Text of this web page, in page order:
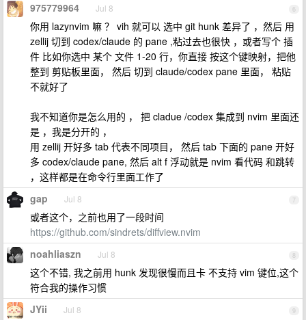
6
975779964 Jul 8
你用 lazynvim 嘛 ？ vih 就可以 选中 git hunk 差异了 ，然后 用
zellij 切到 codex/claude 的 pane ,粘过去也很快 ，或者写个 插
件 比如你选中 某个 文件 1-20 行，你直接 按这个键映射，把他
整到 剪贴板里面， 然后 切到 claude/codex pane 里面， 粘贴
不就好了
我不知道你是怎么用的 ， 把 cladue /codex 集成到 nvim 里面还
是 ，我是分开的 ，
用 zellij 开好多 tab 代表不同项目， 然后 tab 下面的 pane 开好
多 codex/claude pane, 然后 alt f 浮动就是 nvim 看代码 和跳转
，这样都是在命令行里面工作了
7
gap Jul 8
或者这个，之前也用了一段时间
https://github.com/sindrets/diffview.nvim
8
noahliaszn Jul 8
这个不错, 我之前用 hunk 发现很慢而且卡 不支持 vim 键位,这个
符合我的操作习惯
9
JYii Jul 8